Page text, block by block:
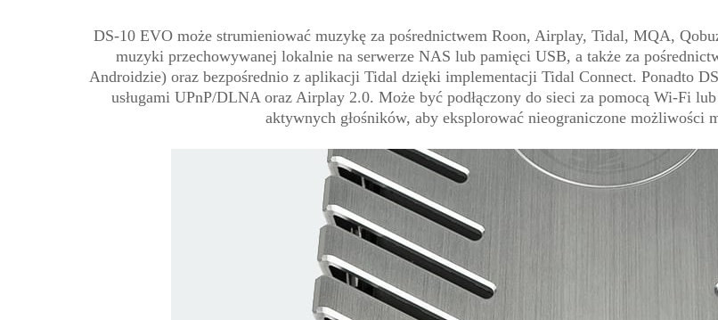
DS-10 EVO może strumieniować muzykę za pośrednictwem Roon, Airplay, Tidal, MQA,
muzyki przechowywanej lokalnie na serwerze NAS lub pamięci USB, a także za
Androidzie) oraz bezpośrednio z aplikacji Tidal dzięki implementacji Tidal Connect. Ponadto
usługami UPnP/DLNA oraz Airplay 2.0. Może być podłączony do sieci za pomocą Wi-Fi
aktywnych głośników, aby eksplorować nieograniczone możliwości